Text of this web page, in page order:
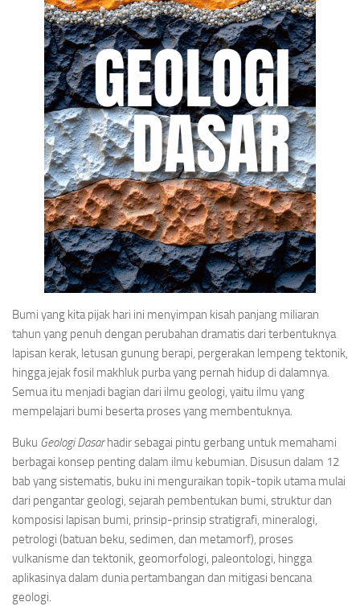
Bumi yang kita pijak hari ini menyimpan kisah panjang miliaran
tahun yang penuh dengan perubahan dramatis dari terbentuknya
lapisan kerak, letusan gunung berapi, pergerakan lempeng tektonik,
hingga jejak fosil makhluk purba yang pernah hidup di dalamnya.
Semua itu menjadi bagian dari ilmu geologi, yaitu ilmu yang
mempelajari bumi beserta proses yang membentuknya.
Buku Geologi Dasarhadir sebagai pintu gerbang untuk memahami
berbagai konsep penting dalam ilmu kebumian. Disusun dalam 12
bab yang sistematis, buku ini menguraikan topik-topik utama mulai
dari pengantar geologi, sejarah pembentukan bumi, struktur dan
komposisi lapisan bumi, prinsip-prinsip stratigrafi, mineralogi,
petrologi (batuan beku, sedimen, dan metamorf), proses
vulkanisme dan tektonik, geomorfologi, paleontologi, hingga
aplikasinya dalam dunia pertambangan dan mitigasi bencana
geologi.